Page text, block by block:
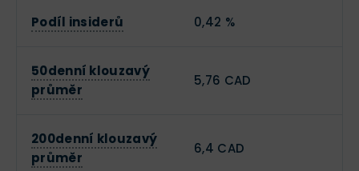
Podíl insiderů 0,42 %
50denní klouzavý
průměr
5,76 CAD
200denní klouzavý
průměr
6,4 CAD